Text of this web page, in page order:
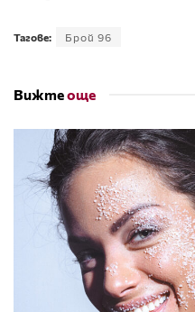
Тагове: Брой 96
Вижтеоще